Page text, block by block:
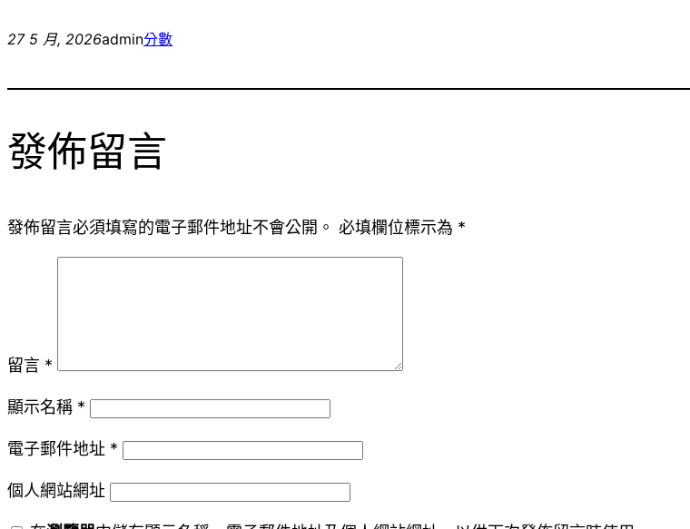
27 5 月, 2026admin分數
發佈留言
發佈留言必須填寫的電子郵件地址不會公開。 必填欄位標示為 *
留言 *
顯示名稱 *
電子郵件地址 *
個人網站網址